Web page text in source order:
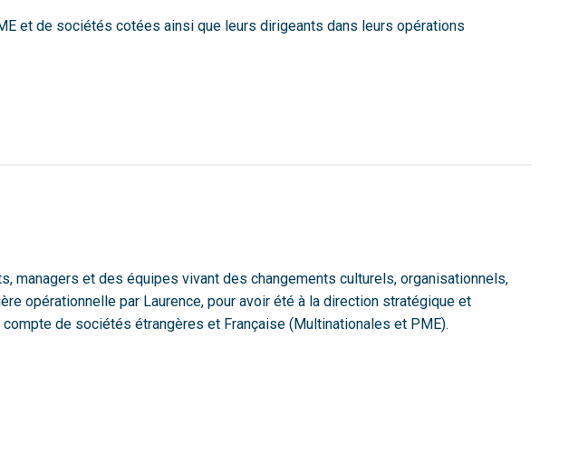
et de sociétés cotées ainsi que leurs dirigeants dans leurs opérations
managers et des équipes vivant des changements culturels, organisationnels,
opérationnelle par Laurence, pour avoir été à la direction stratégique et
de sociétés étrangères et Française (Multinationales et PME).